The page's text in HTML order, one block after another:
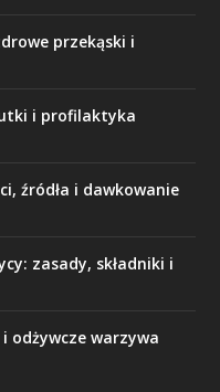
przekąski i
i profilaktyka
źródła i dawkowanie
zasady, składniki i
odżywcze warzywa